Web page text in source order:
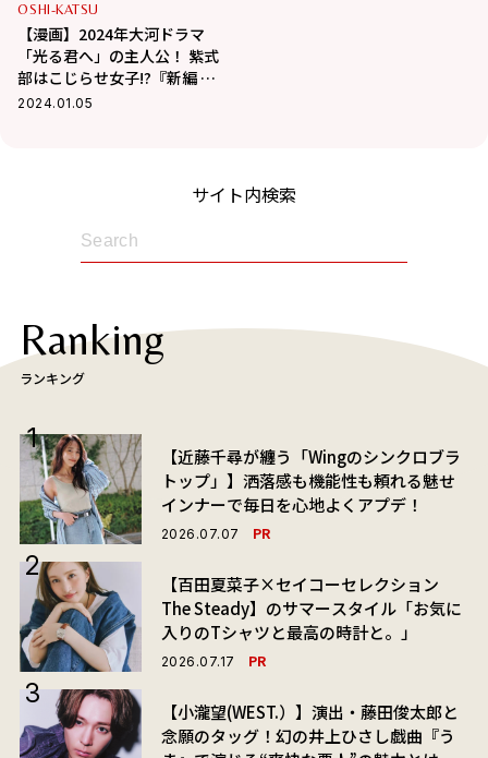
OSHI-KATSU
【漫画】2024年大河ドラマ
「光る君へ」の主人公！ 紫式
部はこじらせ女子!?『新編 人
生はあはれなり… 紫式部日
2024.01.05
サイト内検索
Ranking
ランキング
【近藤千尋が纏う「Wingのシンクロブラ
トップ」】洒落感も機能性も頼れる魅せ
インナーで毎日を心地よくアプデ！
2026.07.07 PR
【百田夏菜子×セイコーセレクション
The Steady】のサマースタイル「お気に
入りのTシャツと最高の時計と。」
2026.07.17 PR
【小瀧望(WEST.）】演出・藤田俊太郎と
念願のタッグ！幻の井上ひさし戯曲『う